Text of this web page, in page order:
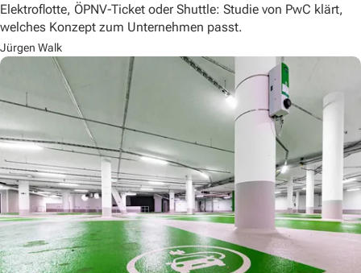
Elektroflotte, ÖPNV-Ticket oder Shuttle: Studie von PwC klärt,
welches Konzept zum Unternehmen passt.
Jürgen Walk